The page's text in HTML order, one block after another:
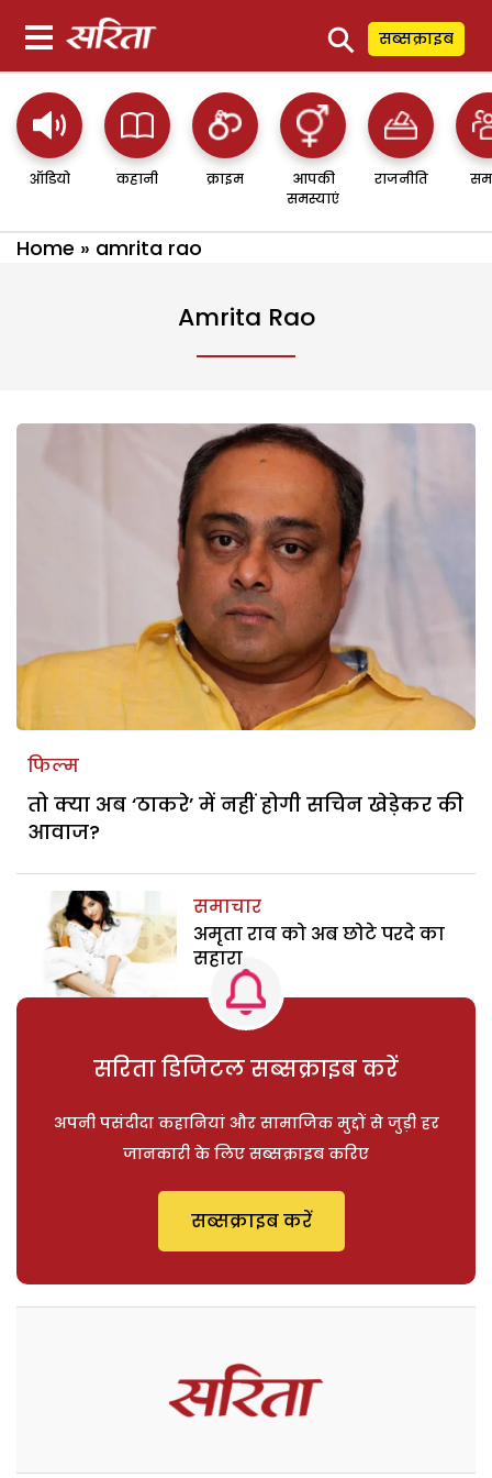
⚲ सब्सक्राइब
ऑडियो कहानी क्राइम
आपकी
समस्याएं
राजनीति
Home » amrita rao
Amrita Rao
फिल्म
तो क्या अब ‘ठाकरे’ में नहीं होगी सचिन खेड़ेकर की
आवाज?
समाचार
अमृता राव को अब छोटे परदे का
सहारा
सरिता डिजिटल सब्सक्राइब करें
अपनी पसंदीदा कहानियां और सामाजिक मुद्दों से जुड़ी हर
जानकारी के लिए सब्सक्राइब करिए
सब्सक्राइब करें